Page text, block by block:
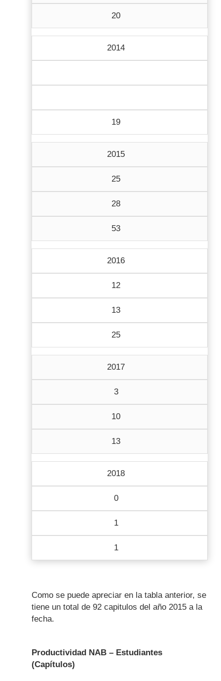
20
2014
19
2015
25
28
53
2016
12
13
25
2017
3
10
13
2018
0
1
1
Como se puede apreciar en la tabla anterior, se
tiene un total de 92 capitulos del año 2015 a la
fecha.
Productividad NAB – Estudiantes
(Capítulos)